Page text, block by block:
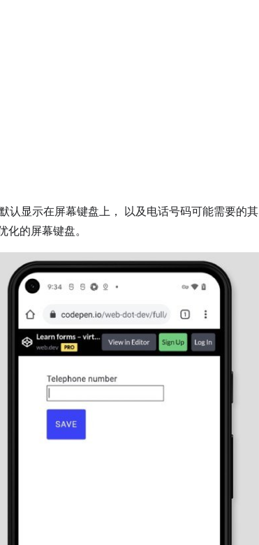
认显示在屏幕键盘上， 以及电话号码可能需要的其
的屏幕键盘。